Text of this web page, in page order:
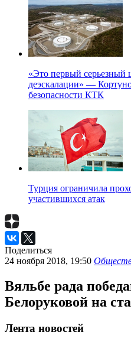
«Это первый серьезный
деэскалации» —
безопасности КТК
Турция ограничила
участившихся атак
Поделиться
24 ноября 2018, 19:50
Вяльбе рада
Белоруковой на
Лента новостей